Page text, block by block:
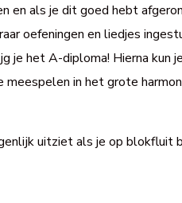
en als je dit goed hebt
oefeningen en liedjes
je het A-diploma! Hierna
in het grote
uitziet als je op blokfluit